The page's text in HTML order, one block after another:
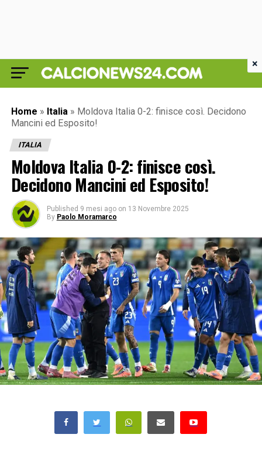
Home » Italia » Moldova Italia 0-2: finisce così. Decidono
Mancini ed Esposito!
ITALIA
Moldova Italia 0-2: finisce così.
Decidono Mancini ed Esposito!
Published 9 mesi ago on 13 Novembre 2025
By Paolo Moramarco
×